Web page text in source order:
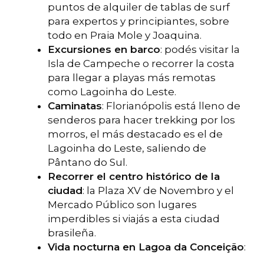
puntos de alquiler de tablas de surf
para expertos y principiantes, sobre
todo en Praia Mole y Joaquina.
Excursiones en barco: podés visitar la
Isla de Campeche o recorrer la costa
para llegar a playas más remotas
como Lagoinha do Leste.
Caminatas: Florianópolis está lleno de
senderos para hacer trekking por los
morros, el más destacado es el de
Lagoinha do Leste, saliendo de
Pântano do Sul.
Recorrer el centro histórico de la
ciudad: la Plaza XV de Novembro y el
Mercado Público son lugares
imperdibles si viajás a esta ciudad
brasileña.
Vida nocturna en Lagoa da Conceição: